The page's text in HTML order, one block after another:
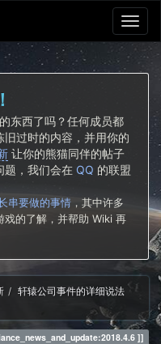
东西了吗？任何成员都
过时的内容，并用你的
让你的熊猫同伴的帖子
题，我们会在 QQ 的联盟
串要做的事情 ，其中许多
戏的了解，并帮助 Wiki 再
轩辕公司事件的详细说法